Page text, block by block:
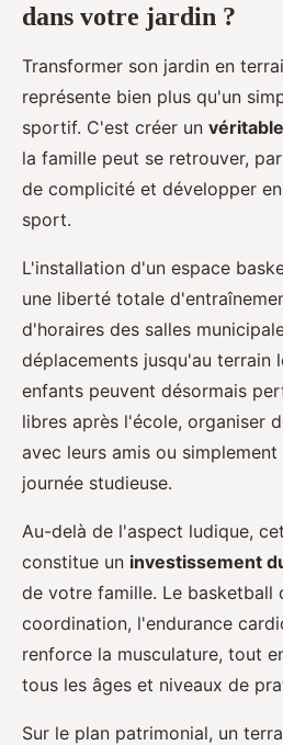
dans votre jardin ?
Transformer son jardin en
représente bien plus qu'un
sportif. C'est créer un
la famille peut se retrouver,
de complicité et développer
sport.
L'installation d'un espace
une liberté totale
d'horaires des salles
déplacements jusqu'au terrain
enfants peuvent désormais
libres après l'école, organiser
avec leurs amis ou
journée studieuse.
Au-delà de l'aspect ludique,
constitue un investissement
de votre famille. Le basketball
coordination, l'endurance
renforce la musculature, tout
tous les âges et niveaux de
Sur le plan patrimonial, un